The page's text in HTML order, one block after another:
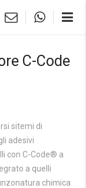
C-Code
sitemi di
adesivi
con C-Code® a
a quelli
chimica